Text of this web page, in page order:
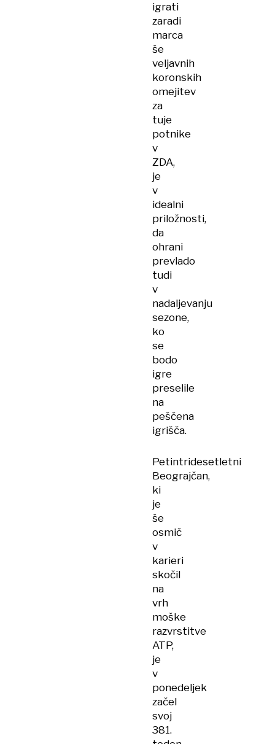
igrati
zaradi
marca
še
veljavnih
koronskih
omejitev
za
tuje
potnike
v
ZDA,
je
v
idealni
priložnosti,
da
ohrani
prevlado
tudi
v
nadaljevanju
sezone,
ko
se
bodo
igre
preselile
na
peščena
igrišča.
Petintridesetletni
Beograjčan,
ki
je
še
osmič
v
karieri
skočil
na
vrh
moške
razvrstitve
ATP,
je
v
ponedeljek
začel
svoj
381.